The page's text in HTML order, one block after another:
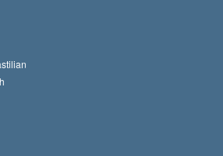
στα Ανθρώπινα Δικαιώματα